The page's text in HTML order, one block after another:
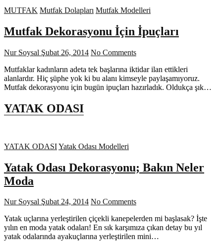
MUTFAK Mutfak Dolapları Mutfak Modelleri
Mutfak Dekorasyonu İçin İpuçları
Nur Soysal Şubat 26, 2014 No Comments
Mutfaklar kadınların adeta tek başlarına iktidar ilan ettikleri
alanlardır. Hiç şüphe yok ki bu alanı kimseyle paylaşamıyoruz.
Mutfak dekorasyonu için bugün ipuçları hazırladık. Oldukça şık…
YATAK ODASI
YATAK ODASIYatak Odası Modelleri
Yatak Odası Dekorasyonu; Bakın Neler
Moda
Nur Soysal Şubat 24, 2014 No Comments
Yatak uçlarına yerleştirilen çiçekli kanepelerden mi başlasak? İşte
yılın en moda yatak odaları! En sık karşımıza çıkan detay bu yıl
yatak odalarında ayakuçlarına yerleştirilen mini…